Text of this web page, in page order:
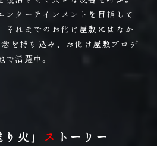
ンターテインメントを目指して
それまでのお化け屋敷にはなか
を持ち込み、お化け屋敷プロデ
活躍中。
火」 ス トーリー